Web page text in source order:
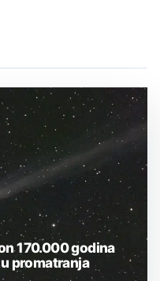
170.000 godina
promatranja